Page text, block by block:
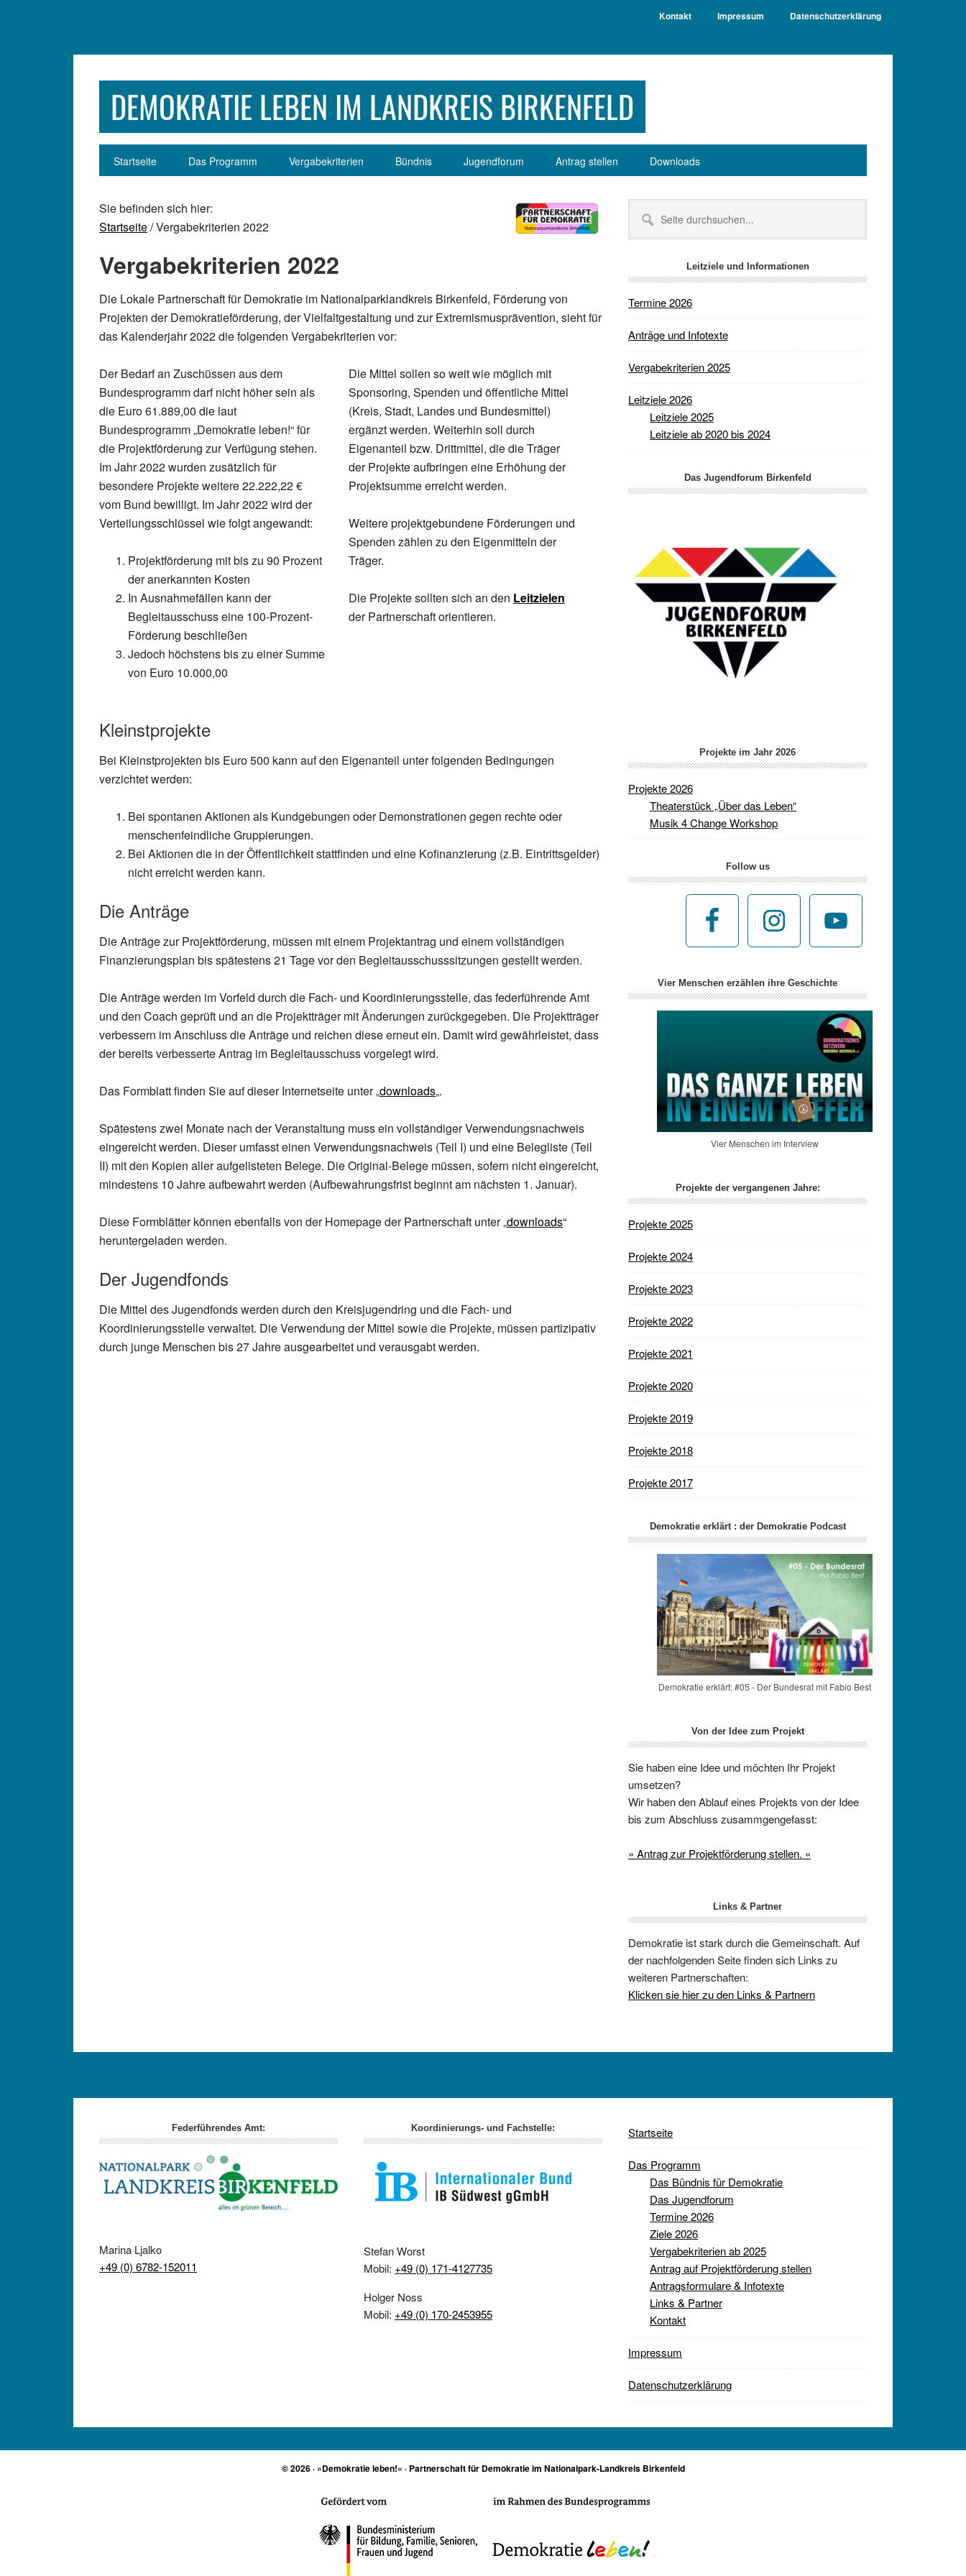
Kontakt Impressum Datenschutzerklärung
DEMOKRATIE LEBEN IM LANDKREIS BIRKENFELD
Startseite Das Programm Vergabekriterien Bündnis Jugendforum Antrag stellen Downloads
Sie befinden sich hier:
Startseite/ Vergabekriterien 2022
Vergabekriterien 2022
Die Lokale Partnerschaft für Demokratie im Nationalparklandkreis Birkenfeld, Förderung von
Projekten der Demokratieförderung, der Vielfaltgestaltung und zur Extremismusprävention, sieht für
das Kalenderjahr 2022 die folgenden Vergabekriterien vor:
Der Bedarf an Zuschüssen aus dem
Bundesprogramm darf nicht höher sein als
die Euro 61.889,00 die laut
Bundesprogramm „Demokratie leben!“ für
die Projektförderung zur Verfügung stehen.
Im Jahr 2022 wurden zusätzlich für
besondere Projekte weitere 22.222,22 €
vom Bund bewilligt. Im Jahr 2022 wird der
Verteilungsschlüssel wie folgt angewandt:
Projektförderung mit bis zu 90 Prozent
der anerkannten Kosten
In Ausnahmefällen kann der
Begleitausschuss eine 100-Prozent-
Förderung beschließen
Jedoch höchstens bis zu einer Summe
von Euro 10.000,00
Die Mittel sollen so weit wie möglich mit
Sponsoring, Spenden und öffentliche Mittel
(Kreis, Stadt, Landes und Bundesmittel)
ergänzt werden. Weiterhin soll durch
Eigenanteil bzw. Drittmittel, die die Träger
der Projekte aufbringen eine Erhöhung der
Projektsumme erreicht werden.
Weitere projektgebundene Förderungen und
Spenden zählen zu den Eigenmitteln der
Träger.
Die Projekte sollten sich an den Leitzielen
der Partnerschaft orientieren.
Kleinstprojekte
Bei Kleinstprojekten bis Euro 500 kann auf den Eigenanteil unter folgenden Bedingungen
verzichtet werden:
Bei spontanen Aktionen als Kundgebungen oder Demonstrationen gegen rechte oder
menschenfeindliche Gruppierungen.
Bei Aktionen die in der Öffentlichkeit stattfinden und eine Kofinanzierung (z.B. Eintrittsgelder)
nicht erreicht werden kann.
Die Anträge
Die Anträge zur Projektförderung, müssen mit einem Projektantrag und einem vollständigen
Finanzierungsplan bis spätestens 21 Tage vor den Begleitausschusssitzungen gestellt werden.
Die Anträge werden im Vorfeld durch die Fach- und Koordinierungsstelle, das federführende Amt
und den Coach geprüft und an die Projektträger mit Änderungen zurückgegeben. Die Projektträger
verbessern im Anschluss die Anträge und reichen diese erneut ein. Damit wird gewährleistet, dass
der bereits verbesserte Antrag im Begleitausschuss vorgelegt wird.
Das Formblatt finden Sie auf dieser Internetseite unter „downloads„.
Spätestens zwei Monate nach der Veranstaltung muss ein vollständiger Verwendungsnachweis
eingereicht werden. Dieser umfasst einen Verwendungsnachweis (Teil I) und eine Belegliste (Teil
II) mit den Kopien aller aufgelisteten Belege. Die Original-Belege müssen, sofern nicht eingereicht,
mindestens 10 Jahre aufbewahrt werden (Aufbewahrungsfrist beginnt am nächsten 1. Januar).
Diese Formblätter können ebenfalls von der Homepage der Partnerschaft unter „downloads“
heruntergeladen werden.
Der Jugendfonds
Die Mittel des Jugendfonds werden durch den Kreisjugendring und die Fach- und
Koordinierungsstelle verwaltet. Die Verwendung der Mittel sowie die Projekte, müssen partizipativ
durch junge Menschen bis 27 Jahre ausgearbeitet und verausgabt werden.
Seitenspalte
durchsuchen...
Leitziele und Informationen
Termine 2026
Anträge und Infotexte
Vergabekriterien 2025
Leitziele 2026
Leitziele 2025
Leitziele ab 2020 bis 2024
Das Jugendforum Birkenfeld
Projekte im Jahr 2026
Projekte 2026
Theaterstück „Über das Leben“
Musik 4 Change Workshop
Follow us
Vier Menschen erzählen ihre Geschichte
Vier Menschen im Interview
Projekte der vergangenen Jahre:
Projekte 2025
Projekte 2024
Projekte 2023
Projekte 2022
Projekte 2021
Projekte 2020
Projekte 2019
Projekte 2018
Projekte 2017
Demokratie erklärt : der Demokratie Podcast
Demokratie erklärt: #05 - Der Bundesrat mit Fabio Best
Von der Idee zum Projekt
Sie haben eine Idee und möchten Ihr Projekt
umsetzen?
Wir haben den Ablauf eines Projekts von der Idee
bis zum Abschluss zusammgengefasst:
» Antrag zur Projektförderung stellen. «
Links & Partner
Demokratie ist stark durch die Gemeinschaft. Auf
der nachfolgenden Seite finden sich Links zu
weiteren Partnerschaften:
Klicken sie hier zu den Links & Partnern
Footer Federführendes Amt:
Marina Ljalko
+49 (0) 6782-152011
Koordinierungs- und Fachstelle:
Stefan Worst
Mobil: +49 (0) 171-4127735
Holger Noss
Mobil: +49 (0) 170-2453955
Startseite
Das Programm
Das Bündnis für Demokratie
Das Jugendforum
Termine 2026
Ziele 2026
Vergabekriterien ab 2025
Antrag auf Projektförderung stellen
Antragsformulare & Infotexte
Links & Partner
Kontakt
Impressum
Datenschutzerklärung
© 2026 · »Demokratie leben!« · Partnerschaft für Demokratie im Nationalpark-Landkreis Birkenfeld